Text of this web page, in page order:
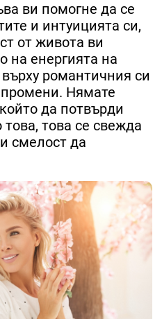
ви помогне да се
и интуицията си,
от живота ви
на енергията на
романтичния си
Нямате
да потвърди
това се свежда
смелост да